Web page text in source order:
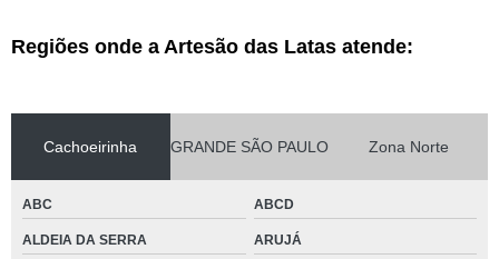
Regiões onde a Artesão das Latas atende:
Cachoeirinha GRANDE SÃO PAULO Zona Norte
ABC ABCD
ALDEIA DA SERRA ARUJÁ